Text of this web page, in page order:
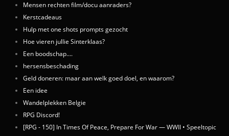
Mensen rechten film/docu aanraders?
Kerstcadeaus
Hulp met one shots prompts gezocht
Hoe vieren jullie Sinterklaas?
Een boodschap....
hersensbeschading
Geld doneren: maar aan welk goed doel, en waarom?
Een idee
Wandelplekken Belgie
RPG Discord!
[RPG - 150] In Times Of Peace, Prepare For War — WWII • Speeltopic